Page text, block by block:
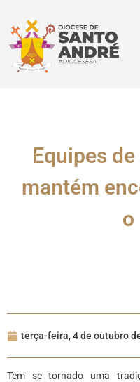
Equipes
mantém
o
terça-feira, 4 de outubro
Tem se tornado uma